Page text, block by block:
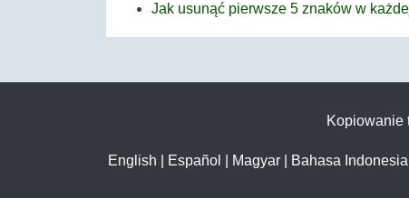
Jak usunąć pierwsze 5 znaków w
Kopiowanie
English
Español Magyar| Bahasa Indonesia